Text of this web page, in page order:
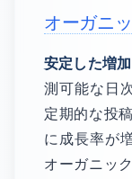
オーガニ
安定した増加
測可能な日
定期的な投
に成長率が
オーガニッ